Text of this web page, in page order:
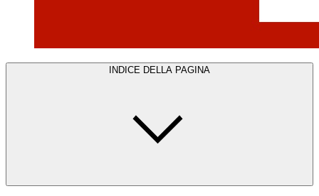
INDICE DELLA PAGINA